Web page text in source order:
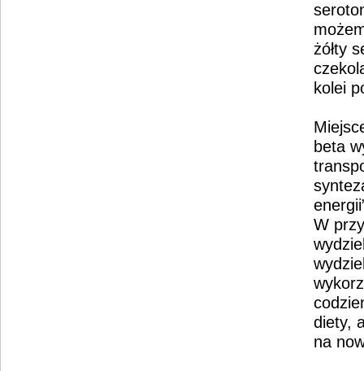
żółty
kolei
beta
W
diety,
na